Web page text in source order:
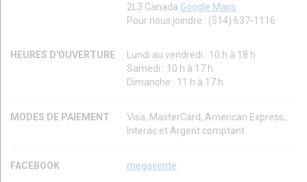
2L3 Canada Google Maps
Pour nous joindre : (514) 637-1116
HEURES D'OUVERTURE
Lundi au vendredi : 10 h à 18 h
Samedi : 10 h à 17 h
Dimanche : 11 h à 17 h
MODES DE PAIEMENT
Visa, MasterCard, American Express,
Interac et Argent comptant
FACEBOOK megavente